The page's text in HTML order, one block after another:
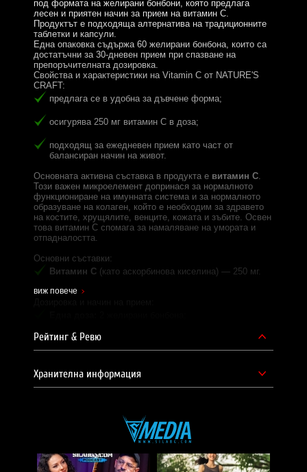
под формата на желирани бонбони, която предлага
лесен и приятен начин за прием на витамин C.
Продуктът е подходяща алтернатива на традиционните
таблетки и капсули.
Една опаковка съдържа 60 желирани бонбона, които са
достатъчни за 30-дневен прием при спазване на
препоръчителната дозировка.
Свойства и характеристики на Vitamin C от NATURE'S
CRAFT:
предлага се в удобна за дъвчене форма;
осигурява 250 мг витамин C в доза;
подходящ за ежедневен прием като част от
балансиран начин на живот.
Основната активна съставка в продукта е витамин C.
Този важен микроелемент допринася за нормалното
функциониране на имунната система и за нормалното
образуване на колаген, който е необходим за здравето
на костите, хрущялите, венците, кожата и зъбите. Освен
това витамин C спомага за намаляване на умората и
отпадналостта.
Основни съставки:
Витамин C (като аскорбинова киселина) — 250 мг.
Дози в опаковка:
бонбона дневно, като ги сдъвквате добре преди
Често задавани въпроси:
Какво е предимството на желираните бонбони пред
традиционните таблетки или витамин C на прах?
Желираните бонбони са удобна за дъвчене форма и
предлагат лесен, приятен начин за прием на витамин C.
Колко дълго може да се приемат желираните
виж повече
Рейтинг & Ревю
Хранителна информация